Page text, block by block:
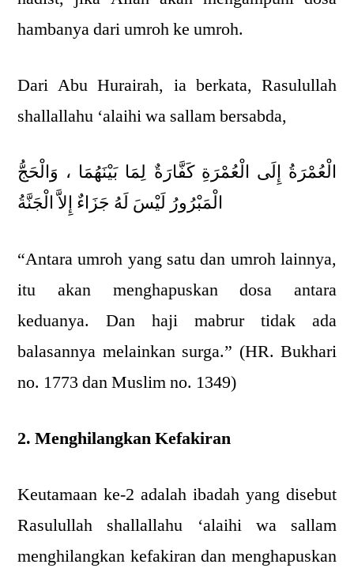
hambanya dari umroh ke umroh.
Dari Abu Hurairah, ia berkata, Rasulullah
shallallahu ‘alaihi wa sallam bersabda,
الْعُمْرَةُ إِلَى الْعُمْرَةِ كَفَّارَةٌ لِمَا بَيْنَهُمَا ، وَالْحَجُّ
الْمَبْرُورُ لَيْسَ لَهُ جَزَاءٌ إِلاَّ الْجَنَّةُ
“Antara umroh yang satu dan umroh lainnya,
itu akan menghapuskan dosa antara
keduanya. Dan haji mabrur tidak ada
balasannya melainkan surga.” (HR. Bukhari
no. 1773 dan Muslim no. 1349)
2. Menghilangkan Kefakiran
Keutamaan ke-2 adalah ibadah yang disebut
Rasulullah shallallahu ‘alaihi wa sallam
menghilangkan kefakiran dan menghapuskan